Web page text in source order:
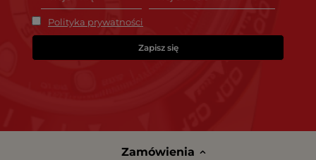
Polityka prywatności
Zapisz się
Zamówienia